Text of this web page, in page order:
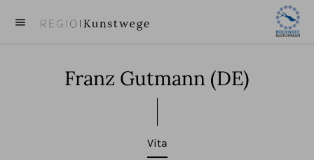
menu
close
KUNST
Franz Gutmann (DE)
Vita